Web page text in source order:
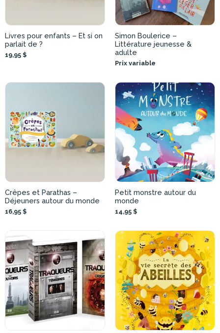
Livres pour enfants – Et si on
parlait de ?
19,95 $
Simon Boulerice –
Littérature jeunesse &
adulte
Prix variable
Crêpes et Parathas –
Déjeuners autour du monde
16,95 $
Petit monstre autour du
monde
14,95 $